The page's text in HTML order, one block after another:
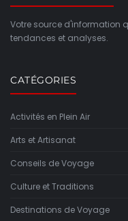
Votre source d'information
tendances et analyses.
CATÉGORIES
Activités en Plein Air
Arts et Artisanat
Conseils de Voyage
Culture et Traditions
Destinations de Voyage